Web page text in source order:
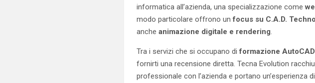
informatica all’azienda, una specializzazione come
modo particolare offrono unfocus su C.A.D.
ancheanimazione digitale e rendering.
Tra i servizi che si occupano diformazione
fornirti una recensione diretta. Tecna Evolution
professionale con l’azienda e portano